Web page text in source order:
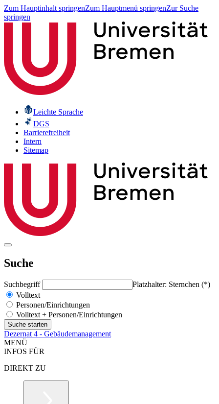
Zum Hauptinhalt springenZum Hauptmenü springenZur Suche
springen
Leichte Sprache
DGS
Barrierefreiheit
Intern
Sitemap
Suche
Suchbegriff
Platzhalter: Sternchen (*)
Volltext
Personen/Einrichtungen
Volltext + Personen/Einrichtungen
Dezernat 4 - Gebäudemanagement
MENÜ
INFOS FÜR
DIREKT ZU